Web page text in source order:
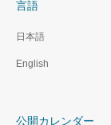
言語
日本語
English
公開カレンダー